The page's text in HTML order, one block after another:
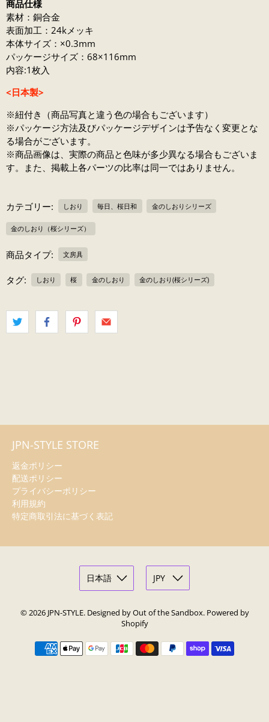
商品仕様
素材：銅合金
表面加工：24kメッキ
本体サイズ：×0.3mm
パッケージサイズ：68×116mm
内容:1枚入
<日本製>
※紐付き（商品写真と違う色の場合もございます）
※パッケージ方法及びパッケージデザインは予告なく変更とな
る場合がございます。
※商品画像は、実際の商品と色味が多少異なる場合もございま
す。また、掲載上各パーツの比率は同一ではありません。
カテゴリー: しおり 毎日、桜日和 金のしおりシリーズ
金のしおり（桜シリーズ）
商品タイプ: 文房具
タグ: しおり 桜 金のしおり 金のしおり(桜シリーズ)
JPN-STYLE STORE
返金ポリシー
配送ポリシー
プライバシーポリシー
利用規約
特定商取引法に基づく表記
© 2026 JPN-STYLE. Designed by Out of the Sandbox. Powered by
Shopify